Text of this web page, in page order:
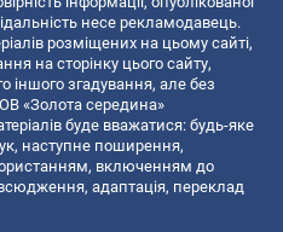
несе рекламодавець.
розміщених на цьому сайті,
на сторінку цього сайту,
іншого згадування, але без
«Золота середина»
буде вважатися: будь-яке
наступне поширення,
включенням до
адаптація, переклад